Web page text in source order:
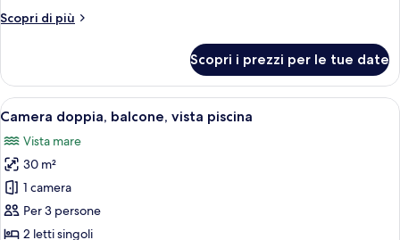
(Adults
Scopri di più
Altri
piscina
privata
(Adults
Scopri i prezzi per le tue date
Apri
tutte
le
foto
per
Camera
doppia,
Camera d'albergo con un letto
7
Camera doppia, balcone, vista piscina
Vista mare
30 m²
1 camera
Per 3 persone
2 letti singoli